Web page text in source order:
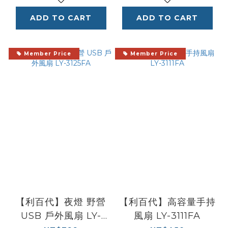
ADD TO CART ADD TO CART
Member Price
【利百代】夜燈 野營
USB 戶外風扇 LY-
Member Price
【利百代】高容量手持
風扇 LY-3111FA